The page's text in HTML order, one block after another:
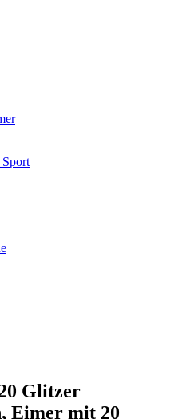
Glitzer
Eimer mit 20